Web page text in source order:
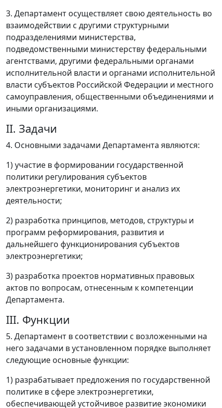
3. Департамент осуществляет свою деятельность во
взаимодействии с другими структурными
подразделениями министерства,
подведомственными министерству федеральными
агентствами, другими федеральными органами
исполнительной власти и органами исполнительной
власти субъектов Российской Федерации и местного
самоуправления, общественными объединениями и
иными организациями.
II. Задачи
4. Основными задачами Департамента являются:
1) участие в формировании государственной
политики регулирования субъектов
электроэнергетики, мониторинг и анализ их
деятельности;
2) разработка принципов, методов, структуры и
программ реформирования, развития и
дальнейшего функционирования субъектов
электроэнергетики;
3) разработка проектов нормативных правовых
актов по вопросам, отнесенным к компетенции
Департамента.
III. Функции
5. Департамент в соответствии с возложенными на
него задачами в установленном порядке выполняет
следующие основные функции:
1) разрабатывает предложения по государственной
политике в сфере электроэнергетики,
обеспечивающей устойчивое развитие экономики